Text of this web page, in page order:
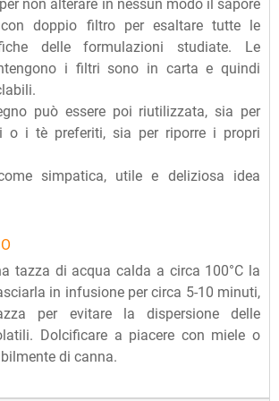
non alterare in nessun modo il sapore
doppio filtro per esaltare tutte le
delle formulazioni studiate. Le
i filtri sono in carta e quindi
può essere poi riutilizzata, sia per
o i tè preferiti, sia per riporre i propri
simpatica, utile e deliziosa idea
tazza di acqua calda a circa 100°C la
in infusione per circa 5-10 minuti,
per evitare la dispersione delle
Dolcificare a piacere con miele o
di canna.